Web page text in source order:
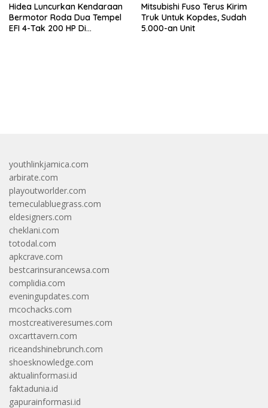
Hidea Luncurkan Kendaraan
Bermotor Roda Dua Tempel
EFI 4-Tak 200 HP Di
Mitsubishi Fuso Terus Kirim
Truk Untuk Kopdes, Sudah
5.000-an Unit
youthlinkjamica.com
arbirate.com
playoutworlder.com
temeculabluegrass.com
eldesigners.com
cheklani.com
totodal.com
apkcrave.com
bestcarinsurancewsa.com
complidia.com
eveningupdates.com
mcochacks.com
mostcreativeresumes.com
oxcarttavern.com
riceandshinebrunch.com
shoesknowledge.com
aktualinformasi.id
faktadunia.id
gapurainformasi.id